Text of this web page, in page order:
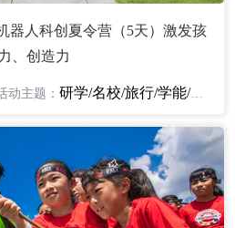
器人科创夏令营（5天）激发孩
、创造力
动主题：研学/名校/旅行/学能/文化/科技